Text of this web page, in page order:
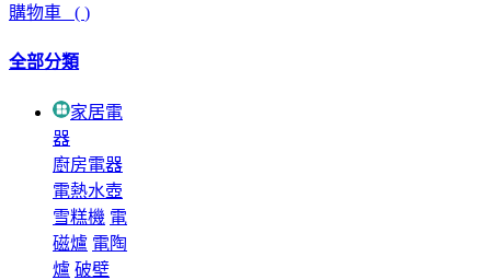
購物車 ( )
全部分類
家居電
器
廚房電器
電熱水壺
雪糕機 電
磁爐 電陶
爐 破壁